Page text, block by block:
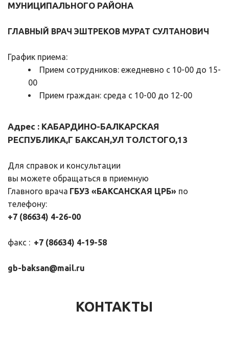
МУНИЦИПАЛЬНОГО РАЙОНА
ГЛАВНЫЙ ВРАЧ ЭШТРЕКОВ МУРАТ СУЛТАНОВИЧ
График приема:
Прием сотрудников: ежедневно с 10-00 до 15-
00
Прием граждан: среда с 10-00 до 12-00
Адрес : КАБАРДИНО-БАЛКАРСКАЯ
РЕСПУБЛИКА,Г БАКСАН,УЛ ТОЛСТОГО,13
Для справок и консультации
вы можете обращаться в приемную
Главного врача ГБУЗ «БАКСАНСКАЯ ЦРБ» по
телефону:
+7 (86634) 4-26-00
факс : +7 (86634) 4-19-58
gb-baksan@mail.ru
КОНТАКТЫ